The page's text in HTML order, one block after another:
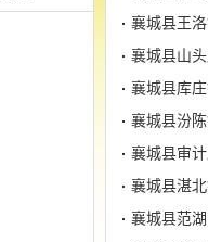
襄城县王
襄城县山
襄城县库
襄城县汾
襄城县审
襄城县湛
襄城县范